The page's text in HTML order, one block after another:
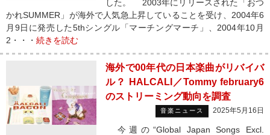
した。 2003年にリリースされた「おつ
かれSUMMER」が海外で人気急上昇していることを受け、2004年6
月9日に発売した5thシングル「マーチングマーチ」、2004年10月
2・・・ 続きを読む
海外で00年代の日本楽曲がリバイバ
ル？ HALCALI／Tommy february6
のストリーミング動向を調査
音楽ニュース 2025年5月16日
今週の“Global Japan Songs Excl.